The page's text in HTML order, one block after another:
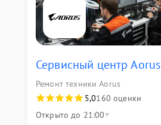
Сервисный центр Aorus
Ремонт техники Aorus
5,0160 оценки
Открыто до 21:00